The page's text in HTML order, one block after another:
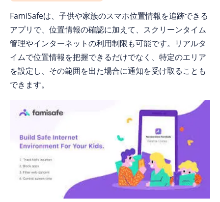
FamiSafeは、子供や家族のスマホ位置情報を追跡できる
アプリで、位置情報の確認に加えて、スクリーンタイム
管理やインターネットの利用制限も可能です。リアルタ
イムで位置情報を把握できるだけでなく、特定のエリア
を設定し、その範囲を出た場合に通知を受け取ることも
できます。